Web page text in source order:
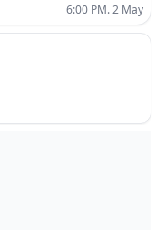
6:00 PM. 2 May